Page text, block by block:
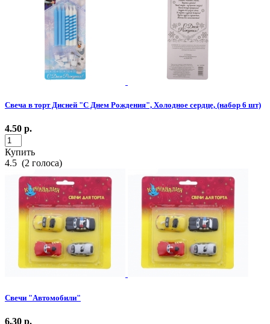
Свеча в торт Дисней "С Днем Рождения", Холодное сердце, (набор 6 шт)
4.50 р.
Купить
4.5 (2 голоса)
Свечи "Автомобили"
6.30 р.